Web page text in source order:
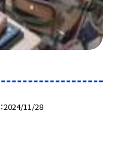
2024/11/28